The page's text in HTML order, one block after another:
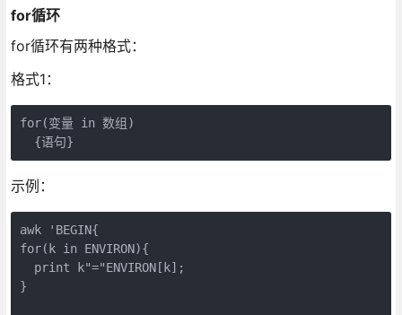
for循环
for循环有两种格式：
格式1：
for(变量 in 数组)
  {语句}
示例：
awk 'BEGIN{
for(k in ENVIRON){
  print k"="ENVIRON[k];
}